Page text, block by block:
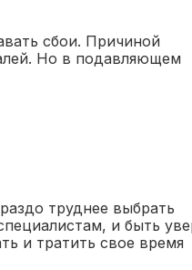
сбои. Причиной
Но в подавляющем
труднее выбрать
и быть
и тратить свое время